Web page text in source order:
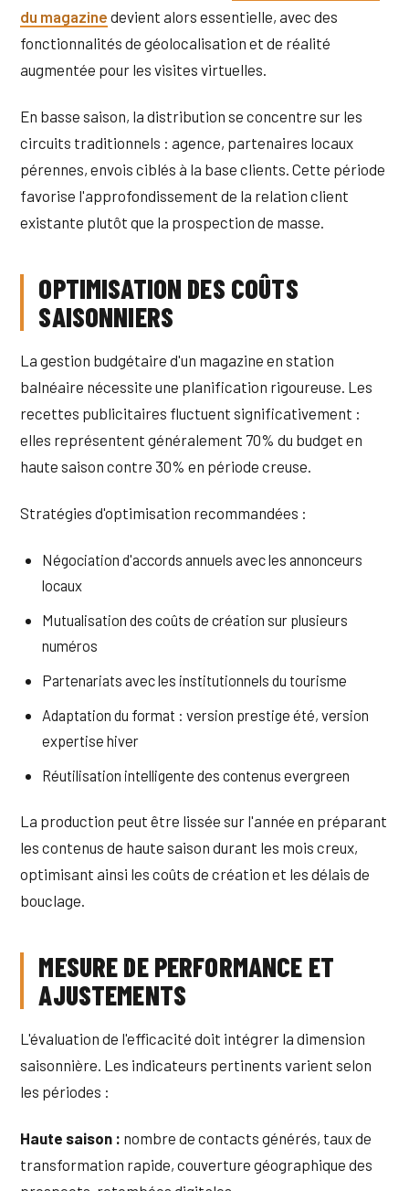
du magazine devient alors essentielle, avec des
fonctionnalités de géolocalisation et de réalité
augmentée pour les visites virtuelles.
En basse saison, la distribution se concentre sur les
circuits traditionnels : agence, partenaires locaux
pérennes, envois ciblés à la base clients. Cette période
favorise l'approfondissement de la relation client
existante plutôt que la prospection de masse.
OPTIMISATION DES COÛTS
SAISONNIERS
La gestion budgétaire d'un magazine en station
balnéaire nécessite une planification rigoureuse. Les
recettes publicitaires fluctuent significativement :
elles représentent généralement 70% du budget en
haute saison contre 30% en période creuse.
Stratégies d'optimisation recommandées :
Négociation d'accords annuels avec les annonceurs
locaux
Mutualisation des coûts de création sur plusieurs
numéros
Partenariats avec les institutionnels du tourisme
Adaptation du format : version prestige été, version
expertise hiver
Réutilisation intelligente des contenus evergreen
La production peut être lissée sur l'année en préparant
les contenus de haute saison durant les mois creux,
optimisant ainsi les coûts de création et les délais de
bouclage.
MESURE DE PERFORMANCE ET
AJUSTEMENTS
L'évaluation de l'efficacité doit intégrer la dimension
saisonnière. Les indicateurs pertinents varient selon
les périodes :
Haute saison : nombre de contacts générés, taux de
transformation rapide, couverture géographique des